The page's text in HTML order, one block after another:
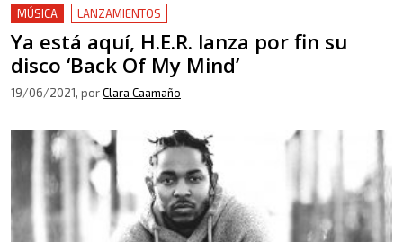
MÚSICA LANZAMIENTOS
Ya está aquí, H.E.R. lanza por fin su
disco ‘Back Of My Mind’
19/06/2021, porClara Caamaño